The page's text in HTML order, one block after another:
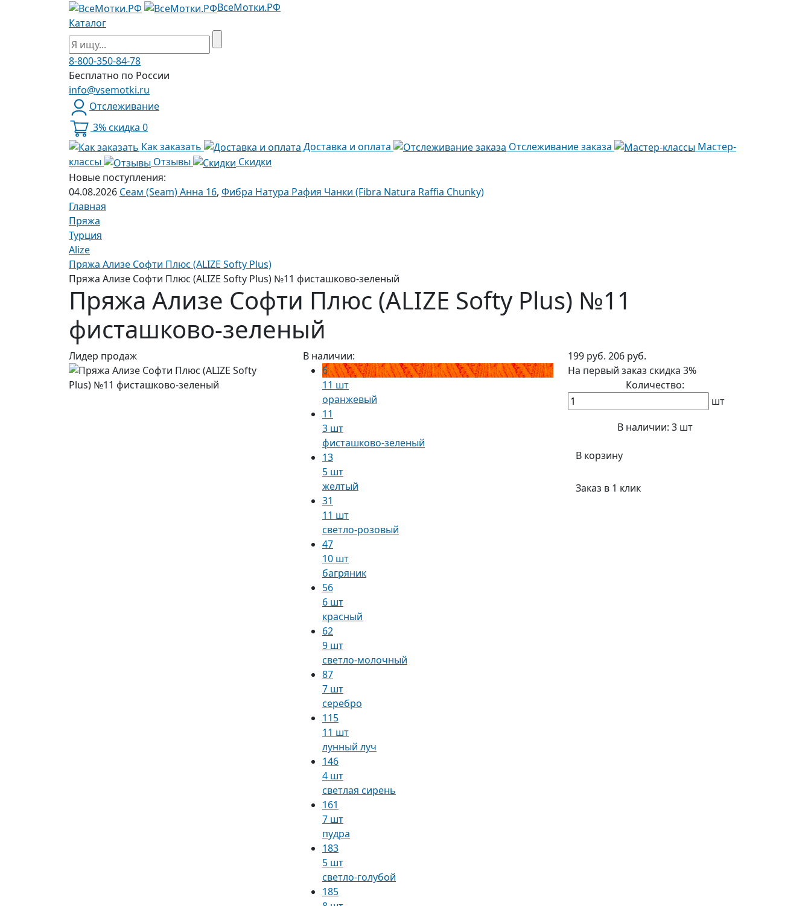
ВсеМотки.РФ
Каталог
8-800-350-84-78
Бесплатно по России
info@vsemotki.ru
Отслеживание
3% скидка 0
Как заказать
Доставка и оплата Отслеживание заказа
Мастер-
классы
Отзывы
Скидки
Новые поступления:
04.08.2026 Сеам (Seam) Анна 16, Фибра Натура Рафия Чанки (Fibra Natura Raffia Chunky)
Главная
Пряжа
Турция
Alize
Пряжа Ализе Софти Плюс (ALIZE Softy Plus)
Пряжа Ализе Софти Плюс (ALIZE Softy Plus) №11 фисташково-зеленый
Пряжа Ализе Софти Плюс (ALIZE Softy Plus) №11
фисташково-зеленый
Лидер продаж
В наличии:
6
11 шт
оранжевый
11
3 шт
фисташково-зеленый
13
5 шт
желтый
31
11 шт
светло-розовый
47
10 шт
багряник
56
6 шт
красный
62
9 шт
светло-молочный
87
7 шт
серебро
115
11 шт
лунный луч
146
4 шт
светлая сирень
161
7 шт
пудра
183
5 шт
светло-голубой
185
199 руб. 206 руб.
На первый заказ скидка 3%
Количество:
шт
В наличии: 3 шт
В корзину
Заказ в 1 клик